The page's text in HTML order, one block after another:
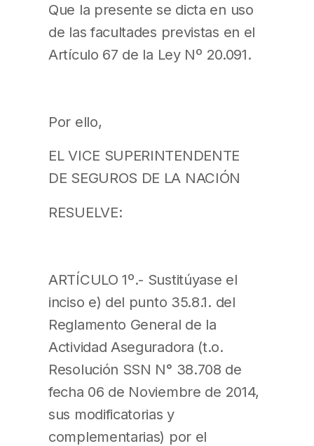
Que la presente se dicta en uso
de las facultades previstas en el
Artículo 67 de la Ley Nº 20.091.
Por ello,
EL VICE SUPERINTENDENTE
DE SEGUROS DE LA NACIÓN
RESUELVE:
ARTÍCULO 1º.- Sustitúyase el
inciso e) del punto 35.8.1. del
Reglamento General de la
Actividad Aseguradora (t.o.
Resolución SSN N° 38.708 de
fecha 06 de Noviembre de 2014,
sus modificatorias y
complementarias) por el